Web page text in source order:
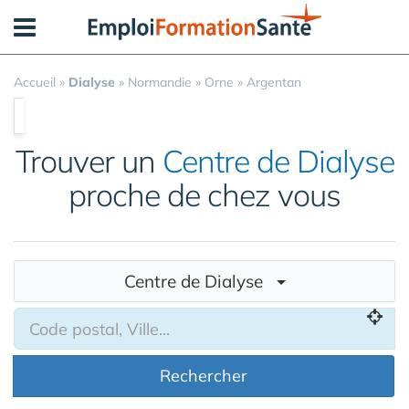
Accueil » Dialyse » Normandie » Orne » Argentan
Trouver un Centre de Dialyse
proche de chez vous
Centre de Dialyse
Rechercher